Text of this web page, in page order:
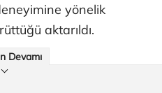
yönelik
aktarıldı.
Devamı